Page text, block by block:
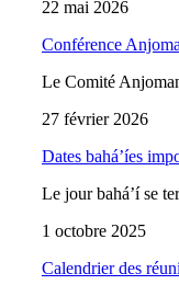
22 mai 2026
Conférence
Le Comité
27 février 2026
Dates bahá’íes
Le jour bahá’í se
1 octobre 2025
Calendrier des